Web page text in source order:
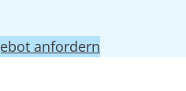
anfordern